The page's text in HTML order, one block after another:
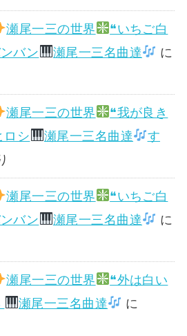
瀬尾一三の世界
❝いちご白
バン 瀬尾一三名曲達
に
瀬尾一三の世界
❝我が良き
ロシ 瀬尾一三名曲達
す
瀬尾一三の世界
❝いちご白
バン 瀬尾一三名曲達
に
瀬尾一三の世界
❝外は白い
瀬尾一三名曲達
に